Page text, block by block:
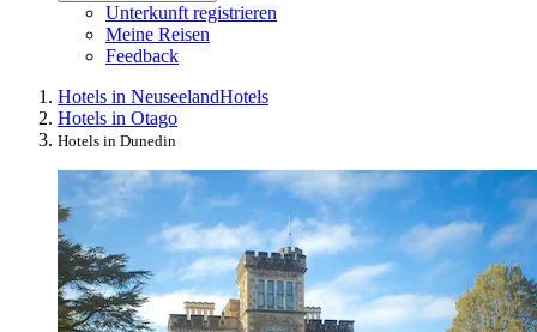
Unterkunft registrieren
Meine Reisen
Feedback
Hotels in NeuseelandHotels
Hotels in Otago
Hotels in Dunedin